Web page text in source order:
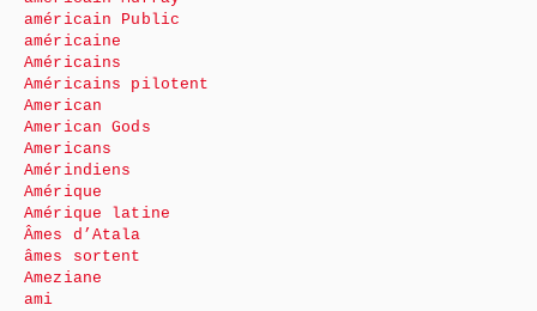
américain Public
américaine
Américains
Américains pilotent
American
American Gods
Americans
Amérindiens
Amérique
Amérique latine
Âmes d’Atala
âmes sortent
Ameziane
ami